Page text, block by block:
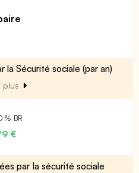
la Sécurité sociale (par an)
plus
% BR
€
par la sécurité sociale